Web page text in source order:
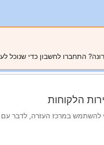
התחברו לחשבון כדי שנוכל
הלקוחות
להשתמש במרכז העזרה, לדבר